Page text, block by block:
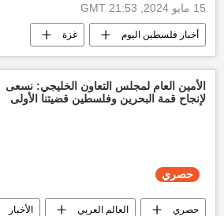
15 مايو 2024, 21:53 GMT
أخبار فلسطين اليوم غزة
التصعيد العسكري بين غزة وإسرائيل
العدوان الإسرائيلي على غزة
الأمين العام لمجلس التعاون الخليجي: نسعى
لإنجاح قمة البحرين وفلسطين قضيتنا الأولى
حصري
حصري العالم العربي الأخبار